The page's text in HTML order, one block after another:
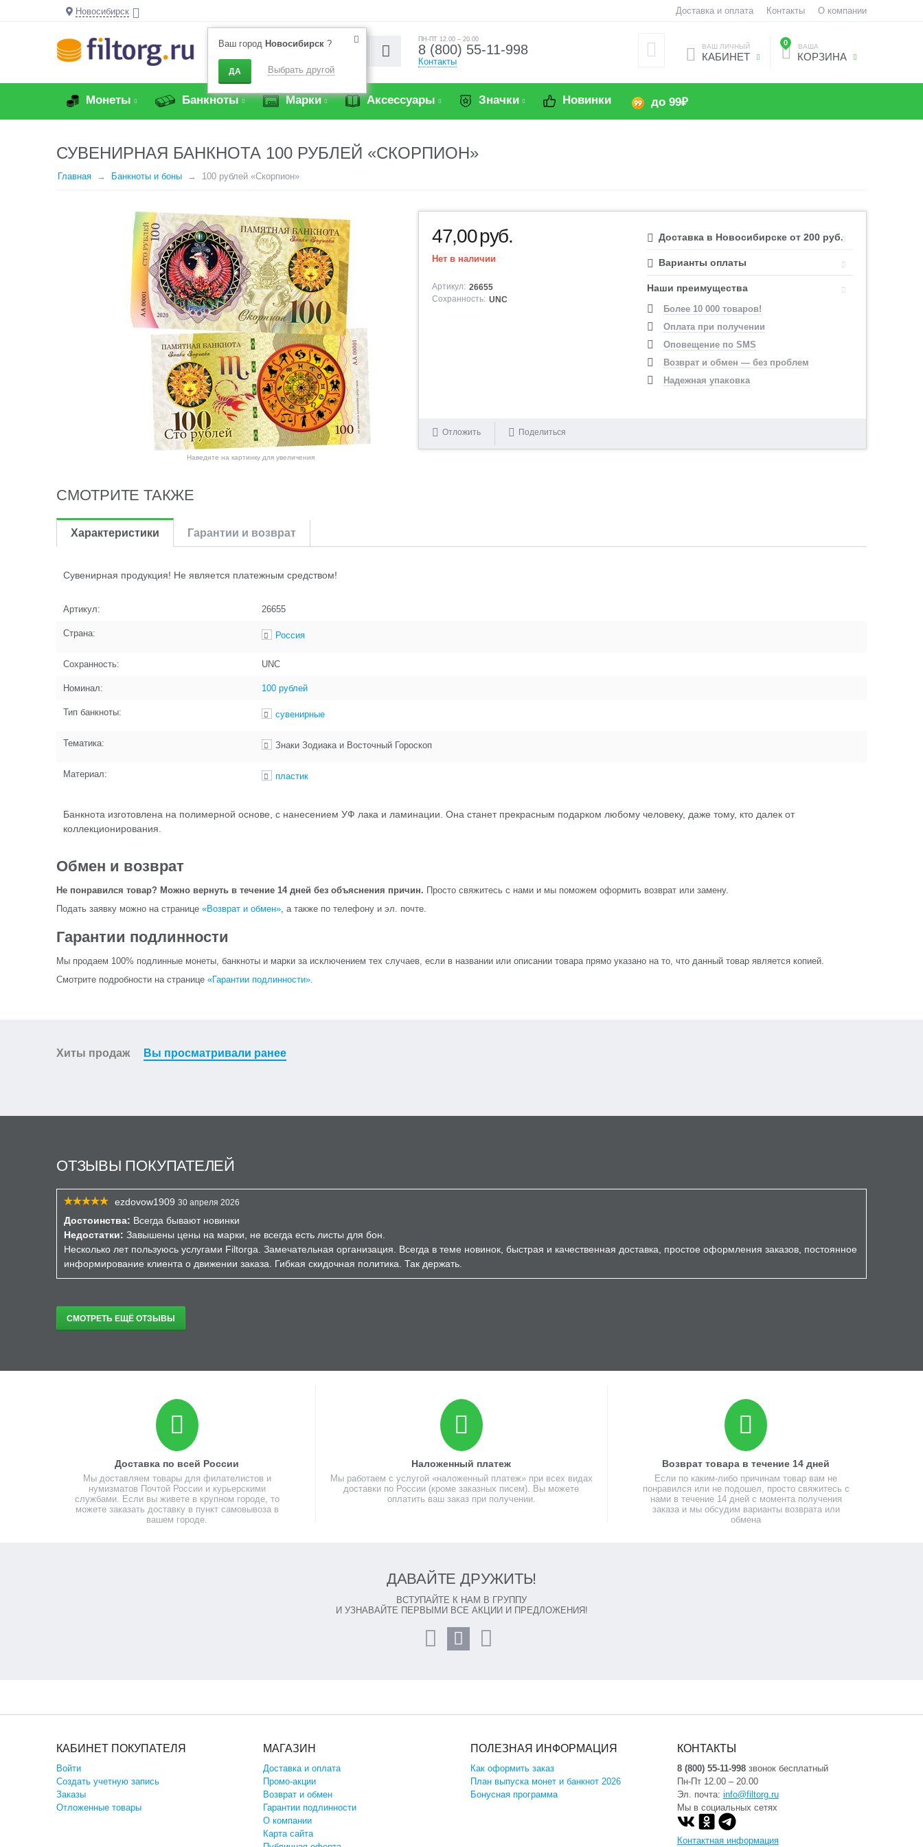
Новосибирск
Ваш город Новосибирск ?
ДА Выбрать другой
Доставка и оплата Контакты О компании
ПН-ПТ 12.00 – 20.00
8 (800) 55-11-998
Контакты
0 ВАША
КОРЗИНА
ВАШ ЛИЧНЫЙ
КАБИНЕТ
Монеты Банкноты Марки Аксессуары Значки Новинки до 99₽
СУВЕНИРНАЯ БАНКНОТА 100 РУБЛЕЙ «СКОРПИОН»
Главная Банкноты и боны 100 рублей «Скорпион»
Наведите на картинку для увеличения
47,00руб.
Нет в наличии
Артикул: 26655
Сохранность: UNC
Доставка в Новосибирске от 200 руб.
Варианты оплаты
Наши преимущества
Более 10 000 товаров!
Оплата при получении
Оповещение по SMS
Возврат и обмен — без проблем
Надежная упаковка
Отложить Поделиться
СМОТРИТЕ ТАКЖЕ
Характеристики Гарантии и возврат
Сувенирная продукция! Не является платежным средством!
Артикул: 26655
Страна: Россия
Сохранность: UNC
Номинал: 100 рублей
Тип банкноты: сувенирные
Тематика: Знаки Зодиака и Восточный Гороскоп
Материал: пластик
Банкнота изготовлена на полимерной основе, с нанесением УФ лака и ламинации. Она станет прекрасным подарком любому человеку, даже тому, кто далек от
коллекционирования.
Обмен и возврат
Не понравился товар? Можно вернуть в течение 14 дней без объяснения причин. Просто свяжитесь с нами и мы поможем оформить возврат или замену.
Подать заявку можно на странице «Возврат и обмен», а также по телефону и эл. почте.
Гарантии подлинности
Мы продаем 100% подлинные монеты, банкноты и марки за исключением тех случаев, если в названии или описании товара прямо указано на то, что данный товар является копией.
Смотрите подробности на странице «Гарантии подлинности».
Хиты продаж Вы просматривали ранее
ОТЗЫВЫ ПОКУПАТЕЛЕЙ
ezdovow1909 30 апреля 2026
Достоинства: Всегда бывают новинки
Недостатки: Завышены цены на марки, не всегда есть листы для бон.
Несколько лет пользуюсь услугами Filtorga. Замечательная организация. Всегда в теме новинок, быстрая и качественная доставка, простое оформления заказов, постоянное
информирование клиента о движении заказа. Гибкая скидочная политика. Так держать.
СМОТРЕТЬ ЕЩЁ ОТЗЫВЫ
Доставка по всей России
Мы доставляем товары для филателистов и
нумизматов Почтой России и курьерскими
службами. Если вы живете в крупном городе, то
можете заказать доставку в пункт самовывоза в
вашем городе.
Наложенный платеж
Мы работаем с услугой «наложенный платеж» при всех видах
доставки по России (кроме заказных писем). Вы можете
оплатить ваш заказ при получении.
Возврат товара в течение 14 дней
Если по каким-либо причинам товар вам не
понравился или не подошел, просто свяжитесь с
нами в течение 14 дней с момента получения
заказа и мы обсудим варианты возврата или
обмена
ДАВАЙТЕ ДРУЖИТЬ!
ВСТУПАЙТЕ К НАМ В ГРУППУ
И УЗНАВАЙТЕ ПЕРВЫМИ ВСЕ АКЦИИ И ПРЕДЛОЖЕНИЯ!
КАБИНЕТ ПОКУПАТЕЛЯ
Войти
Создать учетную запись
Заказы
Отложенные товары
МАГАЗИН
Доставка и оплата
Промо-акции
Возврат и обмен
Гарантии подлинности
О компании
Карта сайта
ПОЛЕЗНАЯ ИНФОРМАЦИЯ
Как оформить заказ
План выпуска монет и банкнот 2026
Бонусная программа
КОНТАКТЫ
8 (800) 55-11-998звонок бесплатный
Пн-Пт 12.00 – 20.00
Эл. почта: info@filtorg.ru
Мы в социальных сетях
Контактная информация